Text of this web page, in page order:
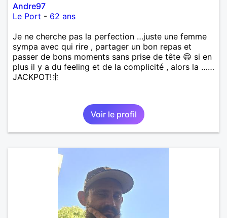
Andre97
Le Port - 62 ans
Je ne cherche pas la perfection …juste une femme
sympa avec qui rire , partager un bon repas et
passer de bons moments sans prise de tête 😄 si en
plus il y a du feeling et de la complicité , alors la ……
JACKPOT!🎇
Voir le profil